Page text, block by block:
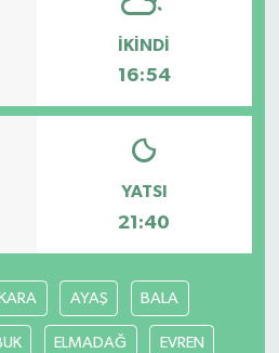
İKINDI
16:54
YATSI
21:40
AYAŞ BALA
ELMADAĞ EVREN